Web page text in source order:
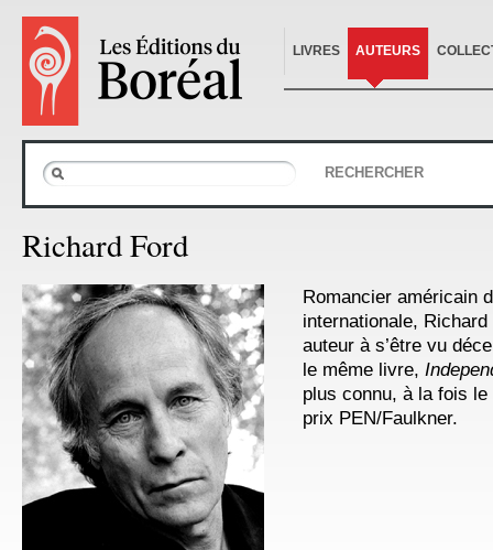
LIVRES AUTEURS
RECHERCHER
Richard Ford
Romancier américain
internationale,
auteur à s’être vu
le même livre,
plus connu, à la fois
prix PEN/Faulkner.